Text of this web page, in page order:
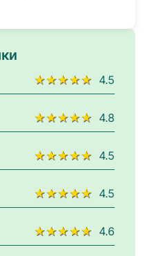
★★★★★ 4.5
★★★★★ 4.8
★★★★★ 4.5
★★★★★ 4.5
★★★★★ 4.6